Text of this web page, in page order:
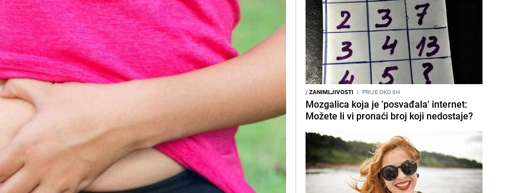
/ZANIMLJIVOSTI I PRIJE OKO 6H
Mozgalica koja je 'posvađala' internet:
Možete li vi pronaći broj koji nedostaje?